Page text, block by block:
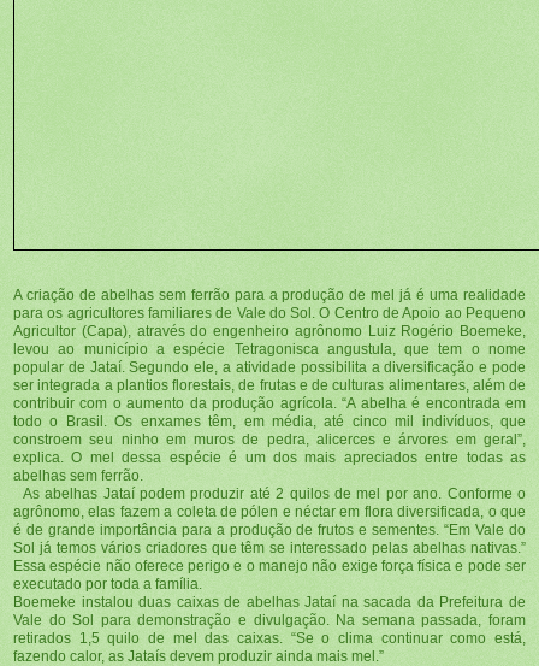
A criação de abelhas sem ferrão para a produção de mel já é uma realidade
para os agricultores familiares de Vale do Sol. O Centro de Apoio ao Pequeno
Agricultor (Capa), através do engenheiro agrônomo Luiz Rogério Boemeke,
levou ao município a espécie Tetragonisca angustula, que tem o nome
popular de Jataí. Segundo ele, a atividade possibilita a diversificação e pode
ser integrada a plantios florestais, de frutas e de culturas alimentares, além de
contribuir com o aumento da produção agrícola. “A abelha é encontrada em
todo o Brasil. Os enxames têm, em média, até cinco mil indivíduos, que
constroem seu ninho em muros de pedra, alicerces e árvores em geral”,
explica. O mel dessa espécie é um dos mais apreciados entre todas as
abelhas sem ferrão.
As abelhas Jataí podem produzir até 2 quilos de mel por ano. Conforme o
agrônomo, elas fazem a coleta de pólen e néctar em flora diversificada, o que
é de grande importância para a produção de frutos e sementes. “Em Vale do
Sol já temos vários criadores que têm se interessado pelas abelhas nativas.”
Essa espécie não oferece perigo e o manejo não exige força física e pode ser
executado por toda a família.
Boemeke instalou duas caixas de abelhas Jataí na sacada da Prefeitura de
Vale do Sol para demonstração e divulgação. Na semana passada, foram
retirados 1,5 quilo de mel das caixas. “Se o clima continuar como está,
fazendo calor, as Jataís devem produzir ainda mais mel.”